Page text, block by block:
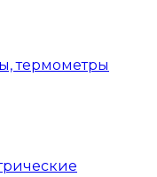
термометры